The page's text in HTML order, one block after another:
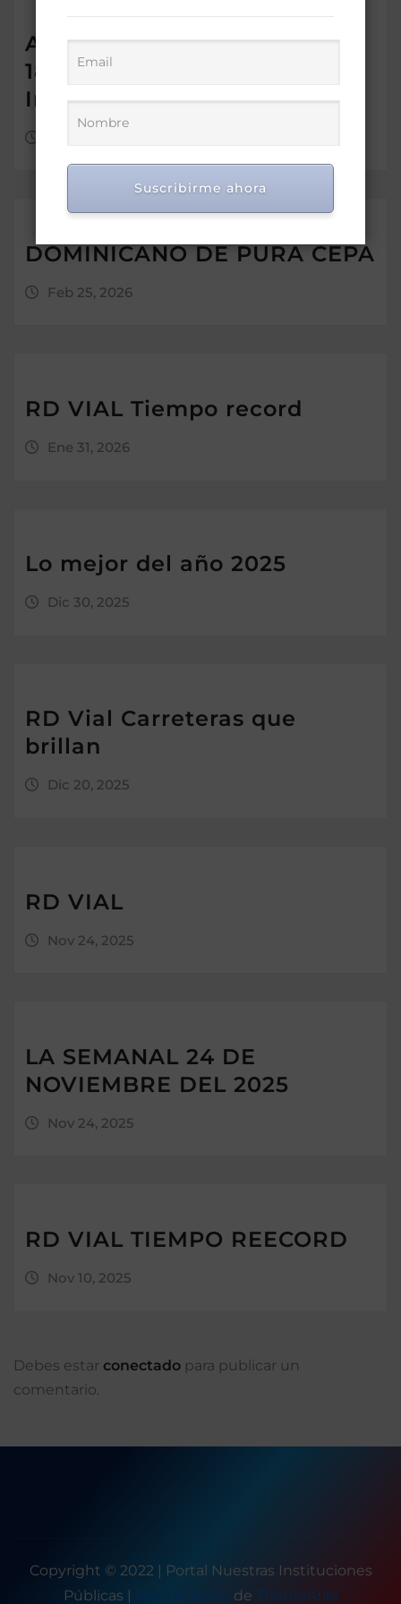
Actos en conemoracion del
182 aniversario de la
Independencia de la RD
DOMINICANO DE PURA CEPA
Feb 25, 2026
RD VIAL Tiempo record
Ene 31, 2026
Lo mejor del año 2025
Dic 30, 2025
RD Vial Carreteras que
brillan
Dic 20, 2025
RD VIAL
Nov 24, 2025
LA SEMANAL 24 DE
NOVIEMBRE DEL 2025
Nov 24, 2025
RD VIAL TIEMPO REECORD
Nov 10, 2025
Debes estar conectado para publicar un
comentario.
Copyright © 2022 | Portal Nuestras Instituciones
Públicas | Seattle News de ThemeArile
Suscribirme ahora